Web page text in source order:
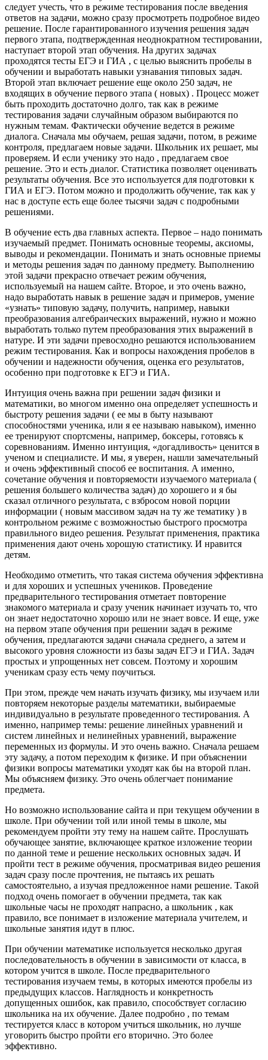
следует учесть, что в режиме тестирования после введения
ответов на задачи, можно сразу просмотреть подробное видео
решение. После гарантированного изучения решения задач
первого этапа, подтвержденная неоднократном тестировании,
наступает второй этап обучения. На других задачах
проходятся тесты ЕГЭ и ГИА , с целью выяснить пробелы в
обучении и выработать навыки узнавания типовых задач.
Второй этап включает решение еще около 250 задач, не
входящих в обучение первого этапа ( новых) . Процесс может
быть проходить достаточно долго, так как в режиме
тестирования задачи случайным образом выбираются по
нужным темам. Фактически обучение ведется в режиме
диалога. Сначала мы обучаем, решая задачи, потом, в режиме
контроля, предлагаем новые задачи. Школьник их решает, мы
проверяем. И если ученику это надо , предлагаем свое
решение. Это и есть диалог. Статистика позволяет оценивать
результаты обучения. Все это используется для подготовки к
ГИА и ЕГЭ. Потом можно и продолжить обучение, так как у
нас в доступе есть еще более тысячи задач с подробными
решениями.
В обучение есть два главных аспекта. Первое – надо понимать
изучаемый предмет. Понимать основные теоремы, аксиомы,
выводы и рекомендации. Понимать и знать основные приемы
и методы решения задач по данному предмету. Выполнению
этой задачи прекрасно отвечает режим обучения,
используемый на нашем сайте. Второе, и это очень важно,
надо выработать навык в решение задач и примеров, умение
«узнать» типовую задачу, получить, например, навыки
преобразования алгебраических выражений, нужно и можно
выработать только путем преобразования этих выражений в
натуре. И эти задачи превосходно решаются использованием
режим тестирования. Как и вопросы нахождения пробелов в
обучении и надежности обучения, оценка его результатов,
особенно при подготовке к ЕГЭ и ГИА.
Интуиция очень важна при решении задач физики и
математики, во многом именно она определяет успешность и
быстроту решения задачи ( ее мы в быту называют
способностями ученика, или я ее называю навыком), именно
ее тренируют спортсмены, например, боксеры, готовясь к
соревнованиям. Именно интуиция, «догадливость» ценится в
ученом и специалисте. И мы, я уверен, нашли замечательный
и очень эффективный способ ее воспитания. А именно,
сочетание обучения и повторяемости изучаемого материала (
решения большего количества задач) до хорошего и я бы
сказал отличного результата, с взбросом новой порции
информации ( новым массивом задач на ту же тематику ) в
контрольном режиме с возможностью быстрого просмотра
правильного видео решения. Результат применения, практика
применения дают очень хорошую статистику. И нравится
детям.
Необходимо отметить, что такая система обучения эффективна
и для хороших и успешных учеников. Проведение
предварительного тестирования отметает повторение
знакомого материала и сразу ученик начинает изучать то, что
он знает недостаточно хорошо или не знает вовсе. И еще, уже
на первом этапе обучения при решении задач в режиме
обучения, предлагаются задачи сначала среднего, а затем и
высокого уровня сложности из базы задач ЕГЭ и ГИА. Задач
простых и упрощенных нет совсем. Поэтому и хорошим
ученикам сразу есть чему поучиться.
При этом, прежде чем начать изучать физику, мы изучаем или
повторяем некоторые разделы математики, выбираемые
индивидуально в результате проведенного тестирования. А
именно, например темы: решение линейных уравнений и
систем линейных и нелинейных уравнений, выражение
переменных из формулы. И это очень важно. Сначала решаем
эту задачу, а потом переходим к физике. И при объяснении
физики вопросы математики уходят как бы на второй план.
Мы объясняем физику. Это очень облегчает понимание
предмета.
Но возможно использование сайта и при текущем обучении в
школе. При обучении той или иной темы в школе, мы
рекомендуем пройти эту тему на нашем сайте. Прослушать
обучающее занятие, включающее краткое изложение теории
по данной теме и решение нескольких основных задач. И
пройти тест в режиме обучения, просматривая видео решения
задач сразу после прочтения, не пытаясь их решать
самостоятельно, а изучая предложенное нами решение. Такой
подход очень помогает в обучении предмета, так как
школьные часы не проходят напрасно, а школьник , как
правило, все понимает в изложение материала учителем, и
школьные занятия идут в плюс.
При обучении математике используется несколько другая
последовательность в обучении в зависимости от класса, в
котором учится в школе. После предварительного
тестирования изучаем темы, в которых имеются пробелы из
предыдущих классов. Наглядность и конкретность
допущенных ошибок, как правило, способствует согласию
школьника на их обучение. Далее подробно , по темам
тестируется класс в котором учиться школьник, но лучше
уговорить быстро пройти его вторично. Это более
эффективно.